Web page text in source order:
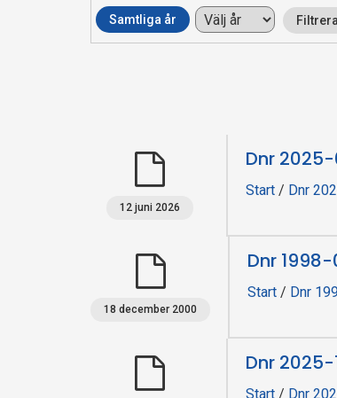
n
Samtliga år
12 juni 2026
Dnr
Start / Dnr
18 december 2000
Dnr
Start / Dnr
Dnr 2025-
Start / Dnr